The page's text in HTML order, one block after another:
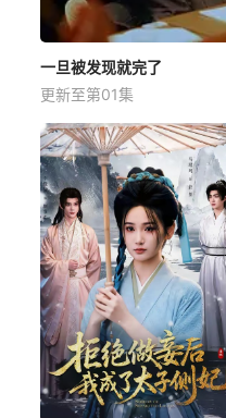
一旦被发现就完了
更新至第01集